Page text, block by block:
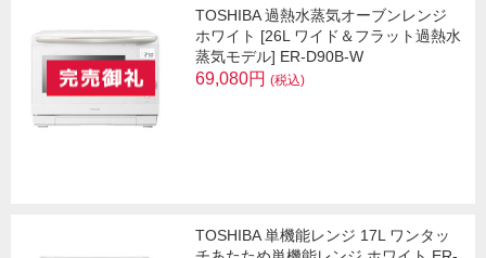
TOSHIBA 過熱水蒸気オーブンレンジ
ホワイト [26L ワイド＆フラット過熱水
蒸気モデル] ER-D90B-W
69,080円 (税込)
TOSHIBA 単機能レンジ 17L ワンタッ